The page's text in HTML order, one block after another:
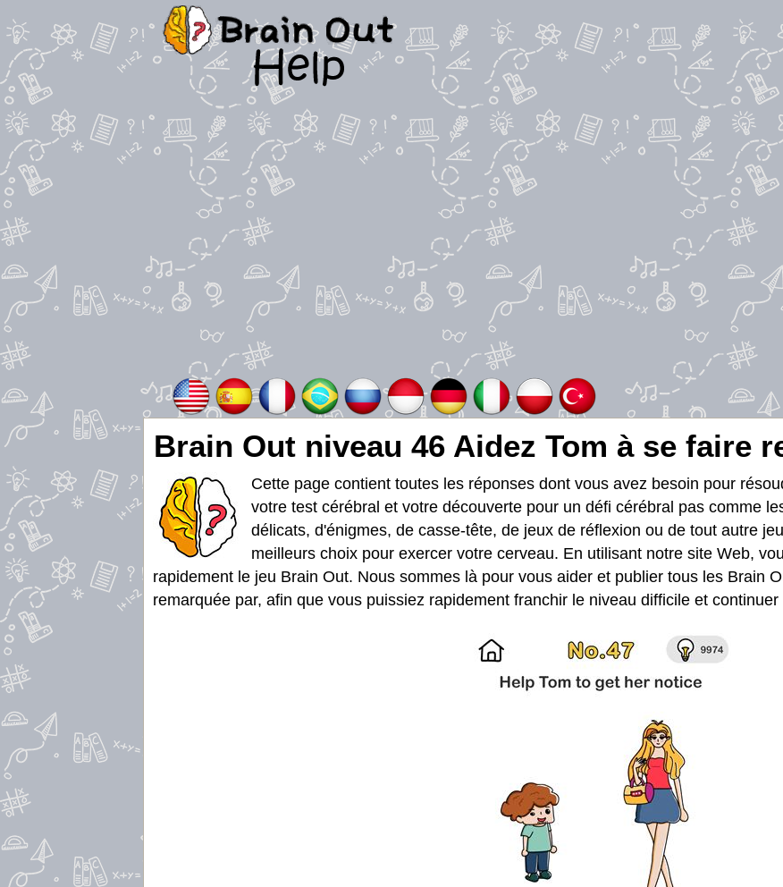
Brain Out niveau 46 Aidez Tom à se faire
Cette page contient toutes les réponses dont vous avez besoin pour
votre test cérébral et votre découverte pour un défi cérébral pas comme
délicats, d'énigmes, de casse-tête, de jeux de réflexion ou de tout autre
meilleurs choix pour exercer votre cerveau. En utilisant notre site Web,
rapidement le jeu Brain Out. Nous sommes là pour vous aider et publier tous les Brain
remarquée par, afin que vous puissiez rapidement franchir le niveau difficile et